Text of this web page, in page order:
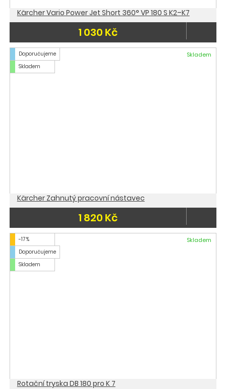
Kärcher Vario Power Jet Short 360° VP 180 S K2–K7
1 030 Kč
Doporučujeme
Skladem
Skladem
Kärcher Zahnutý pracovní nástavec
1 820 Kč
-17 %
Doporučujeme
Skladem
Skladem
Rotační tryska DB 180 pro K 7